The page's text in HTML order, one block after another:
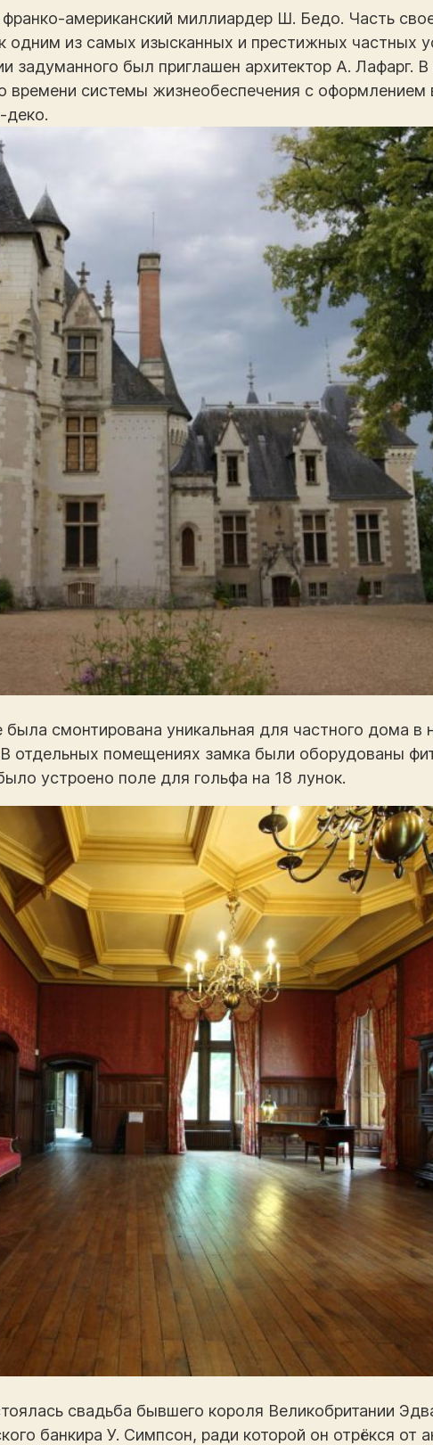
американский миллиардер Ш. Бедо. Часть
одним из самых изысканных и престижных частных
задуманного был приглашен архитектор А. Лафарг.
времени системы жизнеобеспечения с оформлением
деко.
смонтирована уникальная для частного дома в
отдельных помещениях замка были оборудованы
устроено поле для гольфа на 18 лунок.
свадьба бывшего короля Великобритании
банкира У. Симпсон, ради которой он отрёкся от